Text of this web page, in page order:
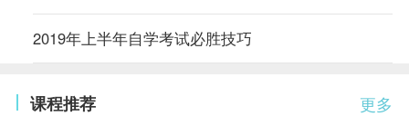
2019年上半年自学考试必胜技巧
更多
课程推荐